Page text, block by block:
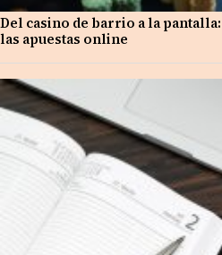
Del casino de barrio a la
las apuestas online